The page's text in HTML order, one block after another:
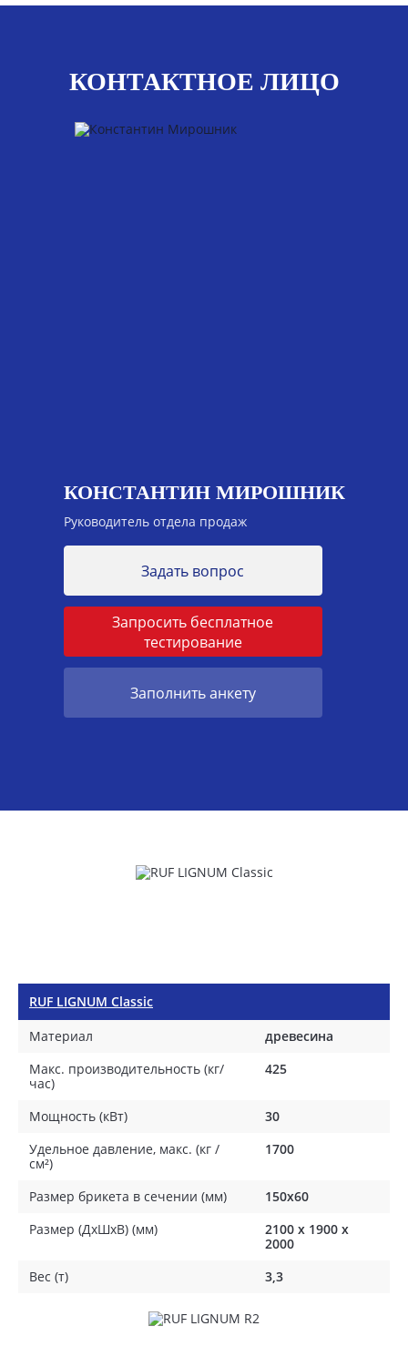
КОНТАКТНОЕ ЛИЦО
КОНСТАНТИН МИРОШНИК
Руководитель отдела продаж
Задать вопрос
Запросить бесплатное
тестирование
Заполнить анкету
RUF LIGNUM Classic
Материал
древесина
Макс. производительность (кг/
час)
425
Мощность (кВт)
30
Удельное давление, макс. (кг /
см²)
1700
Размер брикета в сечении (мм)
150x60
Размер (ДхШхВ) (мм)
2100 x 1900 x
2000
Вес (т)
3,3